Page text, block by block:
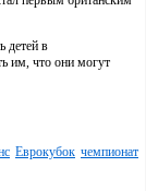
детей в
им, что они могут
Еврокубок чемпионат